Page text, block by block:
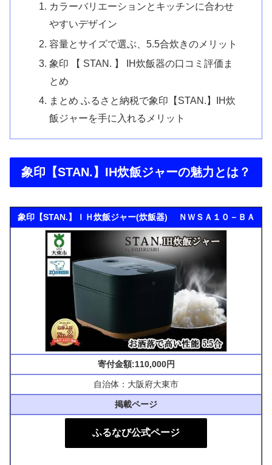
カラーバリエーションとキッチンに合わせ
やすいデザイン
容量とサイズで選ぶ、5.5合炊きのメリット
象印 【 STAN. 】 IH炊飯器の口コミ評価ま
とめ
まとめ ふるさと納税で象印【STAN.】IH炊
飯ジャーを手に入れるメリット
象印【STAN.】IH炊飯ジャーの魅力とは？
象印【STAN.】ＩＨ炊飯ジャー(炊飯器) ＮＷＳＡ１０－ＢＡ
寄付金額:110,000円
自治体：大阪府大東市
掲載ページ
ふるなび公式ページ